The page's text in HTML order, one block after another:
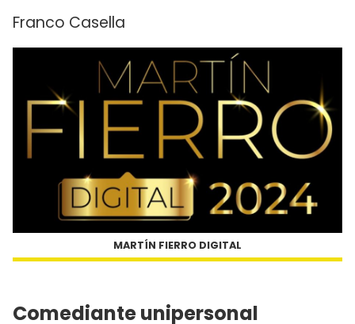
Franco Casella
MARTÍN FIERRO DIGITAL
Comediante unipersonal